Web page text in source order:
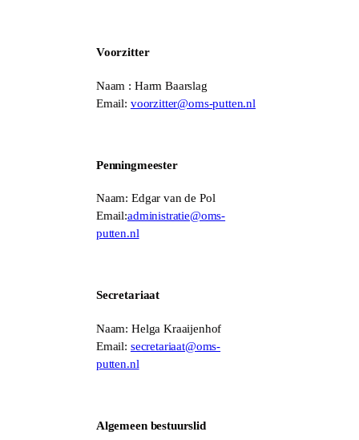
Voorzitter
Naam : Harm Baarslag
Email: voorzitter@oms-putten.nl
Penningmeester
Naam: Edgar van de Pol
Email:administratie@oms-
putten.nl
Secretariaat
Naam: Helga Kraaijenhof
Email: secretariaat@oms-
putten.nl
Algemeen bestuurslid